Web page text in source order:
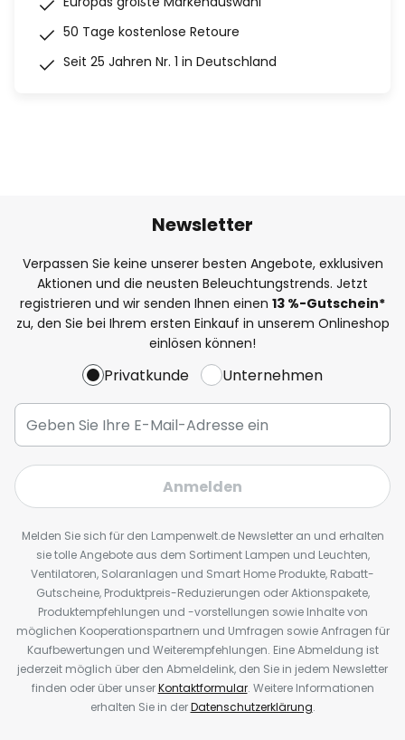
50 Tage kostenlose Retoure
Seit 25 Jahren Nr. 1 in Deutschland
Newsletter
Verpassen Sie keine unserer besten Angebote, exklusiven
Aktionen und die neusten Beleuchtungstrends. Jetzt
registrieren und wir senden Ihnen einen 13 %-Gutschein*
zu, den Sie bei Ihrem ersten Einkauf in unserem Onlineshop
einlösen können!
Privatkunde Unternehmen
Anmelden
Melden Sie sich für den Lampenwelt.de Newsletter an und erhalten
sie tolle Angebote aus dem Sortiment Lampen und Leuchten,
Ventilatoren, Solaranlagen und Smart Home Produkte, Rabatt-
Gutscheine, Produktpreis-Reduzierungen oder Aktionspakete,
Produktempfehlungen und -vorstellungen sowie Inhalte von
möglichen Kooperationspartnern und Umfragen sowie Anfragen für
Kaufbewertungen und Weiterempfehlungen. Eine Abmeldung ist
jederzeit möglich über den Abmeldelink, den Sie in jedem Newsletter
finden oder über unserKontaktformular. Weitere Informationen
erhalten Sie in derDatenschutzerklärung.